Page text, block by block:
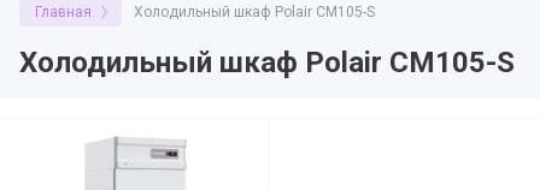
Договор-оферта
Главная Холодильный шкаф Polair CM105-S
Холодильный шкаф Polair CM105-S